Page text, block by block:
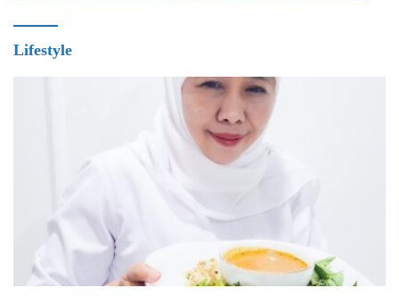
Lifestyle